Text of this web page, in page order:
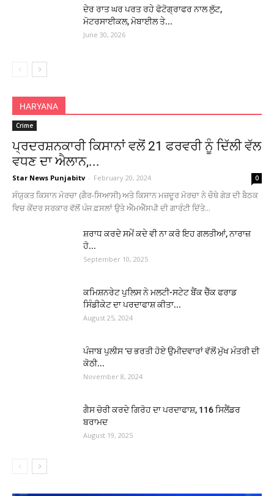
ਦੇਰ ਰਾਤ ਘਰ ਪਰਤ ਰਹੇ ਫੋਟੋਗ੍ਰਾਫਰ ਨਾਲ ਲੁੱਟ,
ਮੋਟਰਸਾਈਕਲ, ਮੋਬਾਈਲ ਤੇ...
June 30, 2026
HARYANA
Crime
ਪ੍ਰਦਰਸ਼ਨਕਾਰੀ ਕਿਸਾਨਾਂ ਵਲੋਂ 21 ਫਰਵਰੀ ਨੂੰ ਦਿੱਲੀ ਵੱਲ
ਵਧਣ ਦਾ ਐਲਾਨ,...
Star News Punjabitv - February 20, 2024 0
ਸੰਯੁਕਤ ਕਿਸਾਨ ਮੋਰਚਾ (ਗੈਰ-ਸਿਆਸੀ) ਅਤੇ ਕਿਸਾਨ ਮਜ਼ਦੂਰ ਮੋਰਚਾ ਨੇ ਚੌਥੇ ਗੇੜ ਦੀ ਬੈਠਕ
ਵਿਚ ਕੇਂਦਰ ਸਰਕਾਰ ਵੱਲੋਂ ਪੰਜ ਫ਼ਸਲਾਂ ਉਤੇ ਐੱਮਐੱਸਪੀ ਦੀ ਗਾਰੰਟੀ ਦਿੱਤੇ...
ਸ਼ਰਾਧ ਕਰਦੇ ਸਮੇਂ ਕਦੇ ਵੀ ਨਾ ਕਰੋ ਇਹ ਗਲਤੀਆਂ, ਨਾਰਾਜ਼
ਹੋ...
September 10, 2025
ਕਮਿਸ਼ਨਰੇਟ ਪੁਲਿਸ ਨੇ ਮਲਟੀ-ਸਟੇਟ ਬੈਂਕ ਚੈੱਕ ਫਰਾਡ
ਸਿੰਡੀਕੇਟ ਦਾ ਪਰਦਾਫਾਸ਼ ਕੀਤਾ...
August 25, 2024
ਪੰਜਾਬ ਪੁਲੀਸ ‘ਚ ਭਰਤੀ ਹੋਏ ਉਮੀਦਵਾਰਾਂ ਵੱਲੋਂ ਮੁੱਖ ਮੰਤਰੀ ਦੀ
ਕੋਠੀ...
November 8, 2024
ਗੈਸ ਚੋਰੀ ਕਰਦੇ ਗਿਰੋਹ ਦਾ ਪਰਦਾਫਾਸ਼, 116 ਸਿਲੈਂਡਰ
ਬਰਾਮਦ
August 19, 2025